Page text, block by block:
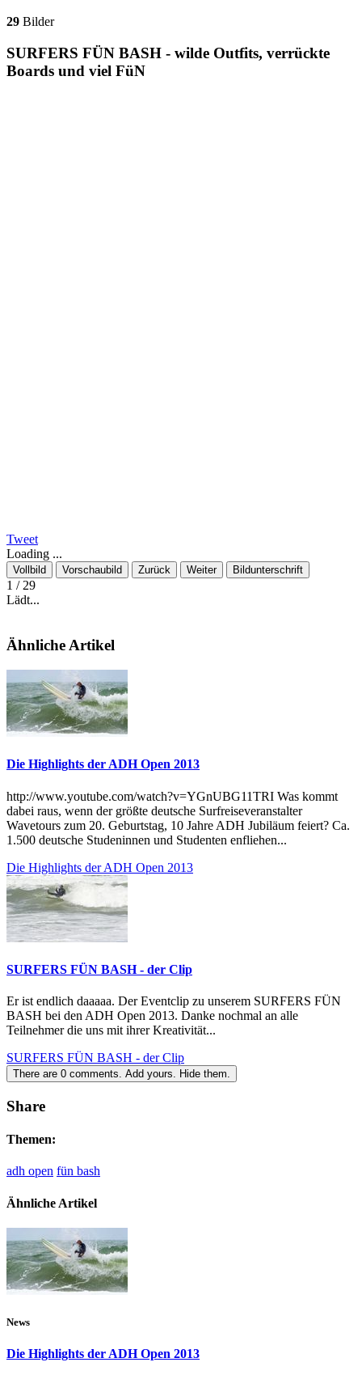
29 Bilder
SURFERS FÜN BASH - wilde Outfits, verrückte
Boards und viel FüN
Tweet
Loading ...
Vollbild Vorschaubild Zurück Weiter Bildunterschrift
1 / 29
Lädt...
Ähnliche Artikel
Die Highlights der ADH Open 2013
http://www.youtube.com/watch?v=YGnUBG11TRI Was kommt
dabei raus, wenn der größte deutsche Surfreiseveranstalter
Wavetours zum 20. Geburtstag, 10 Jahre ADH Jubiläum feiert? Ca.
1.500 deutsche Studeninnen und Studenten enfliehen...
Die Highlights der ADH Open 2013
SURFERS FÜN BASH - der Clip
Er ist endlich daaaaa. Der Eventclip zu unserem SURFERS FÜN
BASH bei den ADH Open 2013. Danke nochmal an alle
Teilnehmer die uns mit ihrer Kreativität...
SURFERS FÜN BASH - der Clip
There are 0 comments. Add yours. Hide them.
Share
Themen:
adh open fün bash
Ähnliche Artikel
News
Die Highlights der ADH Open 2013